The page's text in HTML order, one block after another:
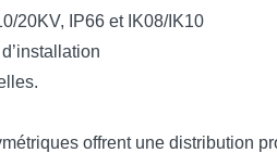
20KV, IP66 et IK08/IK10
offrent une distribution